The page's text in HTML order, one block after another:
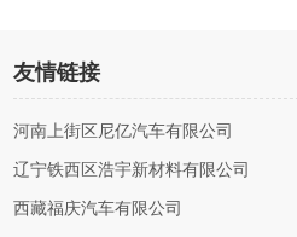
友情链接
河南上街区尼亿汽车有限公司
辽宁铁西区浩宇新材料有限公司
西藏福庆汽车有限公司